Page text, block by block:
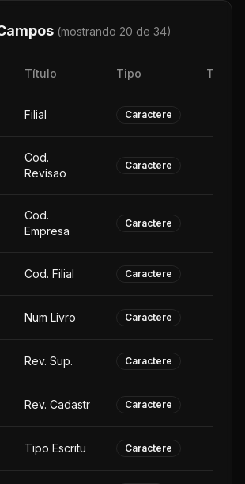
(mostrando 20 de 34)
Título Tipo
Filial Caractere
Cod.
Revisao
Caractere
Cod.
Empresa
Caractere
Cod. Filial Caractere
Num Livro Caractere
Rev. Sup. Caractere
Rev. Cadastr Caractere
Tipo Escritu Caractere